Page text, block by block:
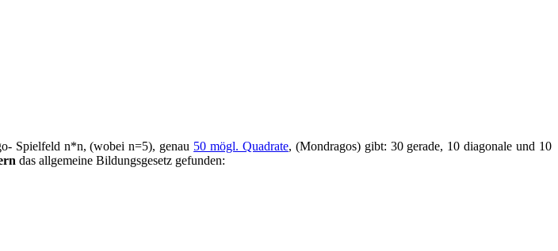
Spielfeld n*n, (wobei n=5), genau 50 mögl. Quadrate, (Mondragos) gibt: 30 gerade, 10 diagonale und 10
das allgemeine Bildungsgesetz gefunden: